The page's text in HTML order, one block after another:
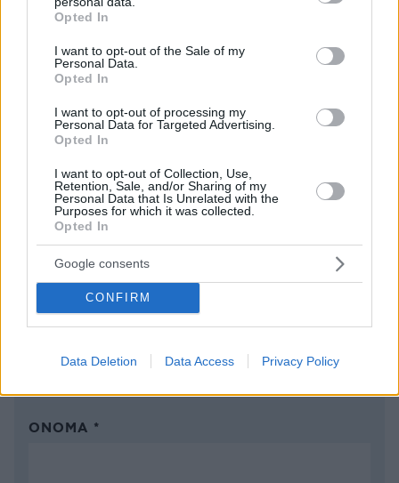
grant or deny consent to Google and its third-party tags to
use your data for below specified purposes in below Google
consent section.
Opted In
I want to opt-out of the Sale of my
Personal Data.
Opted In
I want to opt-out of processing my
Personal Data for Targeted Advertising.
Opted In
I want to opt-out of Collection, Use,
Retention, Sale, and/or Sharing of my
Personal Data that Is Unrelated with the
Purposes for which it was collected.
Opted In
Google consents
CONFIRM
Data Deletion Data Access Privacy Policy
13.02.2025, 21:45
Κακώς τον ψήφισαν πριν ρωτήσουν εσένα .Νεα
Υόρκη
ΑΠΑΝΤΗΣΗ
Κρίμα
14.02.2025, 00:24
Σας είχαμε για πιο ξύπνιους εσάς τους
Νεοϋορκέζους
ΑΠΑΝΤΗΣΗ
Άντε και εις ανώτερα
13.02.2025, 20:07
Με το καλό και πρόεδρος του ΠΟΥ!
ΑΠΑΝΤΗΣΗ
ΠΡΟΣΘΗΚΗ ΣΧΟΛΙΟΥ
ΌΝΟΜΑ *